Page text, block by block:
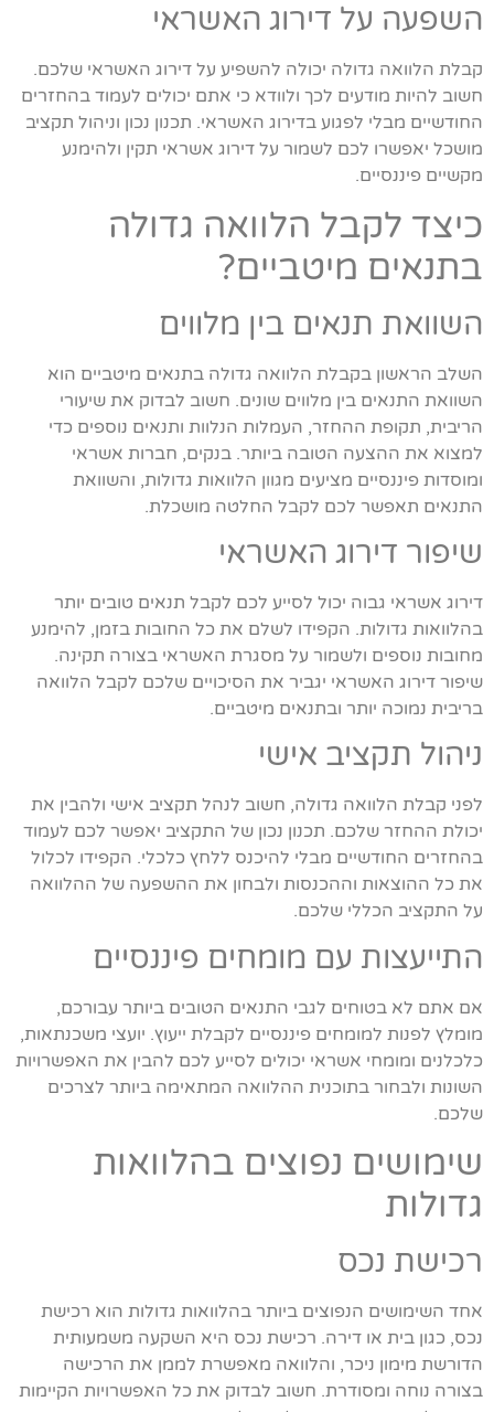
השפעה על דירוג האשראי
קבלת הלוואה גדולה יכולה להשפיע על דירוג האשראי שלכם.
חשוב להיות מודעים לכך ולוודא כי אתם יכולים לעמוד בהחזרים
החודשיים מבלי לפגוע בדירוג האשראי. תכנון נכון וניהול תקציב
מושכל יאפשרו לכם לשמור על דירוג אשראי תקין ולהימנע
מקשיים פיננסיים.
כיצד לקבל הלוואה גדולה
בתנאים מיטביים?
השוואת תנאים בין מלווים
השלב הראשון בקבלת הלוואה גדולה בתנאים מיטביים הוא
השוואת התנאים בין מלווים שונים. חשוב לבדוק את שיעורי
הריבית, תקופת ההחזר, העמלות הנלוות ותנאים נוספים כדי
למצוא את ההצעה הטובה ביותר. בנקים, חברות אשראי
ומוסדות פיננסיים מציעים מגוון הלוואות גדולות, והשוואת
התנאים תאפשר לכם לקבל החלטה מושכלת.
שיפור דירוג האשראי
דירוג אשראי גבוה יכול לסייע לכם לקבל תנאים טובים יותר
בהלוואות גדולות. הקפידו לשלם את כל החובות בזמן, להימנע
מחובות נוספים ולשמור על מסגרת האשראי בצורה תקינה.
שיפור דירוג האשראי יגביר את הסיכויים שלכם לקבל הלוואה
בריבית נמוכה יותר ובתנאים מיטביים.
ניהול תקציב אישי
לפני קבלת הלוואה גדולה, חשוב לנהל תקציב אישי ולהבין את
יכולת ההחזר שלכם. תכנון נכון של התקציב יאפשר לכם לעמוד
בהחזרים החודשיים מבלי להיכנס ללחץ כלכלי. הקפידו לכלול
את כל ההוצאות וההכנסות ולבחון את ההשפעה של ההלוואה
על התקציב הכללי שלכם.
התייעצות עם מומחים פיננסיים
אם אתם לא בטוחים לגבי התנאים הטובים ביותר עבורכם,
מומלץ לפנות למומחים פיננסיים לקבלת ייעוץ. יועצי משכנתאות,
כלכלנים ומומחי אשראי יכולים לסייע לכם להבין את האפשרויות
השונות ולבחור בתוכנית ההלוואה המתאימה ביותר לצרכים
שלכם.
שימושים נפוצים בהלוואות
גדולות
רכישת נכס
אחד השימושים הנפוצים ביותר בהלוואות גדולות הוא רכישת
נכס, כגון בית או דירה. רכישת נכס היא השקעה משמעותית
הדורשת מימון ניכר, והלוואה מאפשרת לממן את הרכישה
בצורה נוחה ומסודרת. חשוב לבדוק את כל האפשרויות הקיימות